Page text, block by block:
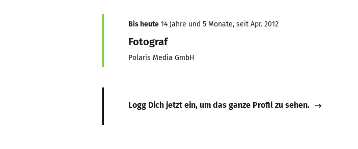
Bis heute 14 Jahre und 5 Monate, seit Apr. 2012
Fotograf
Polaris Media GmbH
Logg Dich jetzt ein, um das ganze Profil zu sehen.